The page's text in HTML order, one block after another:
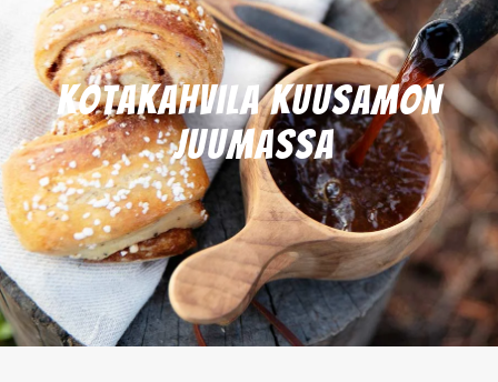
Kotakahvila Kuusamon
Juumassa